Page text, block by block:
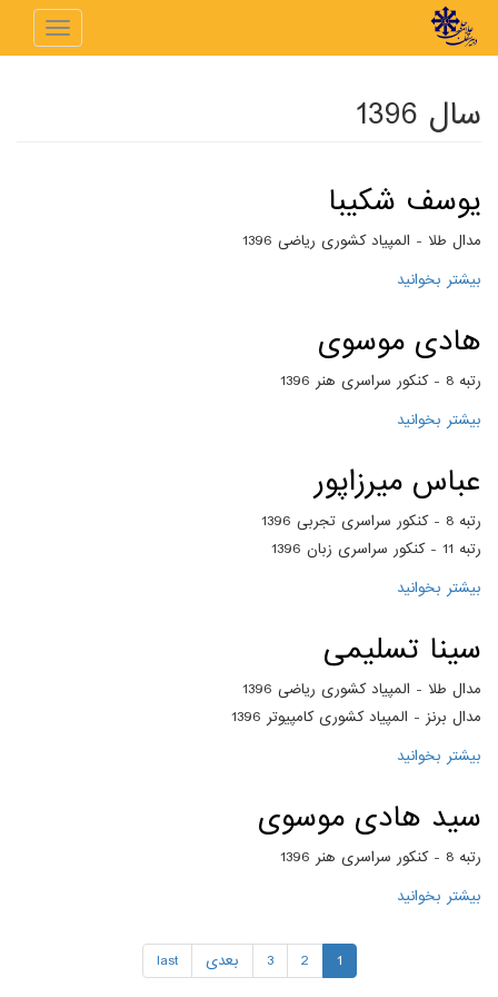
رفتن به محتوای اصلی
Toggle
سال 1396
یوسف شکیبا
مدال طلا - المپیاد کشوری ریاضی 1396
بیشتر بخوانید
هادی موسوی
رتبه 8 - کنکور سراسری هنر 1396
بیشتر بخوانید
عباس میرزاپور
رتبه 8 - کنکور سراسری تجربی 1396
رتبه 11 - کنکور سراسری زبان 1396
بیشتر بخوانید
سینا تسلیمی
مدال طلا - المپیاد کشوری ریاضی 1396
مدال برنز - المپیاد کشوری کامپیوتر 1396
بیشتر بخوانید
سید هادی موسوی
رتبه 8 - کنکور سراسری هنر 1396
بیشتر بخوانید
1
2
3 بعدی last